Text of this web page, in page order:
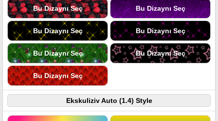
Bu Dizaynı Seç Bu Dizaynı Seç
Bu Dizaynı Seç Bu Dizaynı Seç
Bu Dizaynı Seç Bu Dizaynı Seç
Bu Dizaynı Seç
Ekskuliziv Auto (1.4) Style